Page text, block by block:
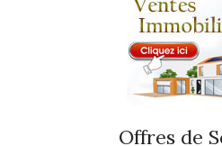
Offres de